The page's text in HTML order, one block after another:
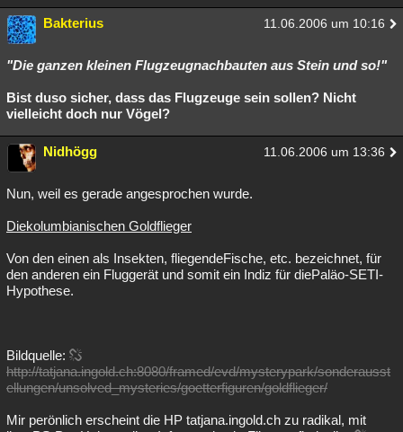
Bakterius 11.06.2006 um 10:16
"Die ganzen kleinen Flugzeugnachbauten aus Stein und so!"
Bist duso sicher, dass das Flugzeuge sein sollen? Nicht
vielleicht doch nur Vögel?
Nidhögg 11.06.2006 um 13:36
‭Nun, weil es gerade angesprochen wurde.
‭Diekolumbianischen Goldflieger
‭Von den einen als Insekten, fliegendeFische, etc. bezeichnet, für
den anderen ein Fluggerät und somit ein Indiz für diePaläo-SETI-
Hypothese.
‭Bildquelle:
http://tatjana.ingold.ch:8080/framed/evd/mysterypark/sonderausst
ellungen/unsolved_mysteries/goetterfiguren/goldflieger/
‭Mir perönlich erscheint die HP tatjana.ingold.ch zu radikal, mit